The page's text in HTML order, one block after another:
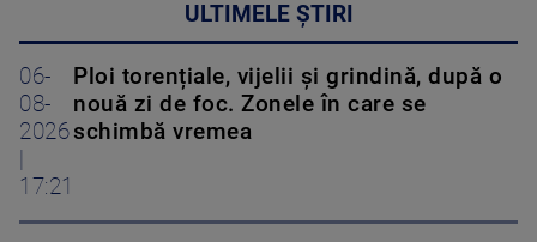
ULTIMELE ȘTIRI
06-
08-
2026
17:21
Ploi torențiale, vijelii și grindină, după o
nouă zi de foc. Zonele în care se
schimbă vremea